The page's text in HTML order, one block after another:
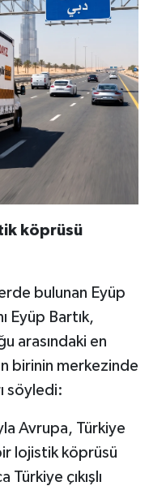
köprüsü
bulunan Eyüp
Eyüp Bartık,
arasındaki en
birinin merkezinde
söyledi:
Avrupa, Türkiye
lojistik köprüsü
çıkışlı